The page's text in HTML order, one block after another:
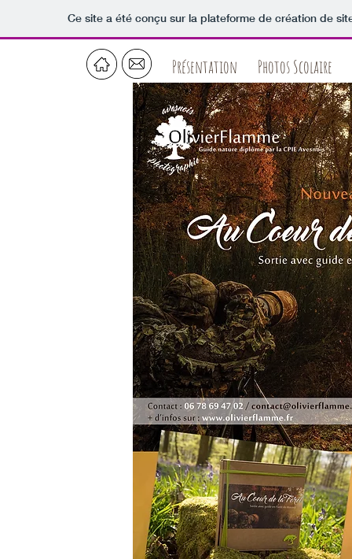
Ce site a été conçu sur la plateforme de création de
Présentation Photos Scolaire